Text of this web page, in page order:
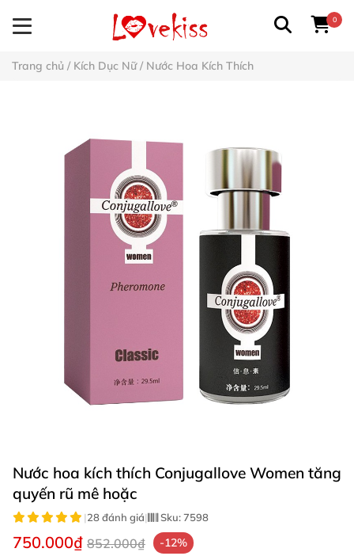
0
Trang chủ / Kích Dục Nữ/ Nước Hoa Kích Thích
Nước hoa kích thích Conjugallove Women tăng
quyến rũ mê hoặc
|28 đánh giá| Sku:7598
750.000₫ 852.000₫ -12%